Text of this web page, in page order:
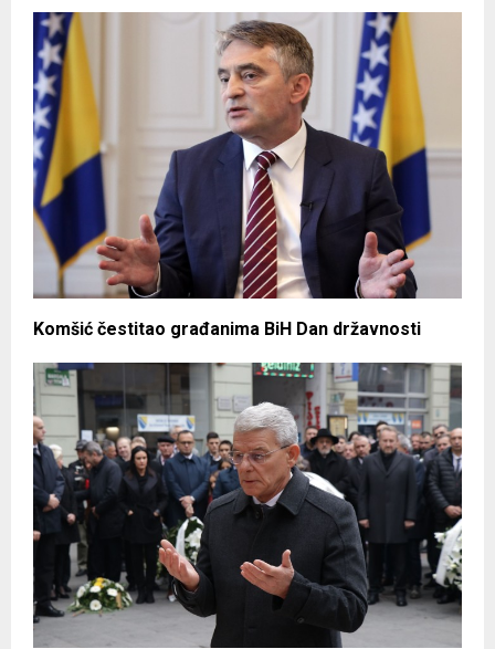
Komšić čestitao građanima BiH Dan državnosti